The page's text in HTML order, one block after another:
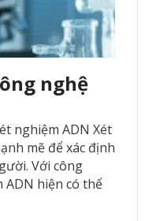
nghệ
nghiệm ADN Xét
mẽ để xác định
Với công
ADN hiện có thể